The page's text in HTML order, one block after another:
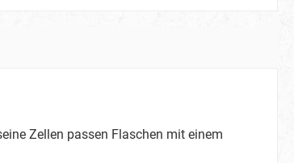
Zellen passen Flaschen mit einem